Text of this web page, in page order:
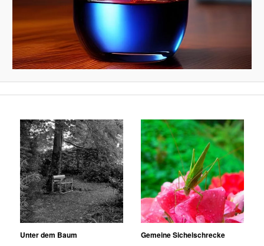
Unter dem Baum Gemeine Sichelschrecke